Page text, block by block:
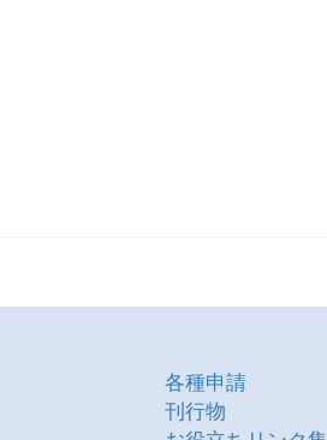
各種申請
刊行物